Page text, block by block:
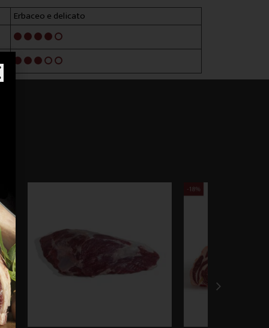
Erbaceo e delicato
4/5
3/5